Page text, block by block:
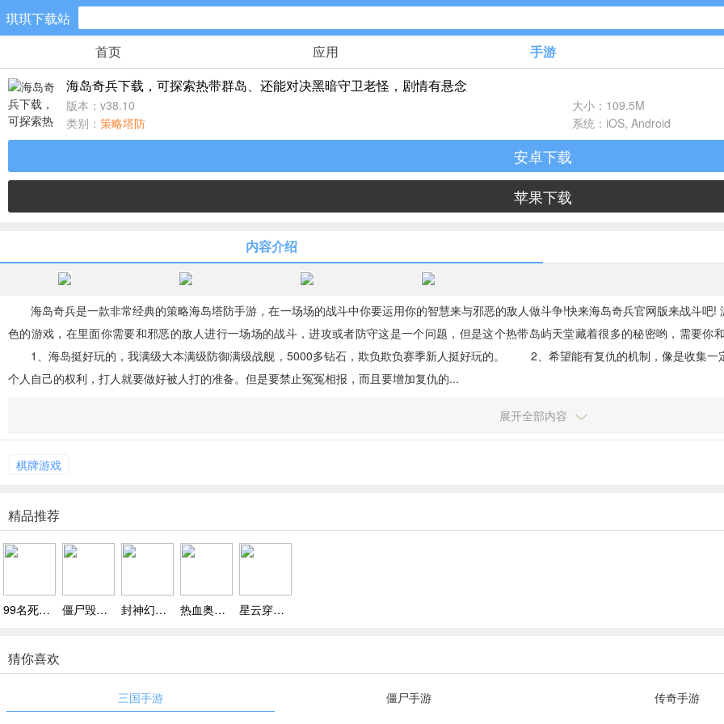
琪琪下载站
飞行射击
27款手游
22款手游
1款手游
首页 应用 手游
海岛奇兵下载，可探索热带群岛、还能对决黑暗守卫老怪，剧情有悬念
版本：v38.10
大小：109.5M
类别： 策略塔防 系统：iOS, Android
安卓下载
苹果下载
内容介绍
海岛奇兵是一款非常经典的策略海岛塔防手游，在一场场的战斗中你要运用你的智慧来与邪恶的敌人做斗争!快来海岛奇兵官网版来战
色的游戏，在里面你需要和邪恶的敌人进行一场场的战斗，进攻或者防守这是一个问题，但是这个热带岛屿天堂藏着很多的秘密哟，需要
1、海岛挺好玩的，我满级大本满级防御满级战舰，5000多钻石，欺负欺负赛季新人挺好玩的。 2、希望能有复仇的机制，像是收集一
个人自己的权利，打人就要做好被人打的准备。但是要禁止冤冤相报，而且要增加复仇的...
展开全部内容
棋牌游戏
精品推荐
99名死亡海盗下载，需靠风骚走位 ，高伤害技能搭配虚拟摇杆，秀技感拉满 僵尸毁灭者崛起中文版无敌版下载，离线收益超省心，全自动战斗得奖励超轻松 封神幻想手游官网版，多职业选择、开放世界探索 热血奥特超人空中王者下载，经典奥特曼主角，竖版弹幕射击超怀旧 星云穿梭游戏下载，自由穿梭宇宙，解锁关卡冒险
猜你喜欢
三国手游 僵尸手游 传奇手游